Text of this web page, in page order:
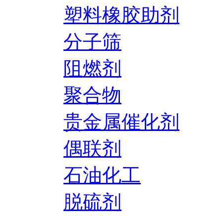
塑料橡胶助剂
分子筛
阻燃剂
聚合物
贵金属催化剂
偶联剂
石油化工
脱硫剂